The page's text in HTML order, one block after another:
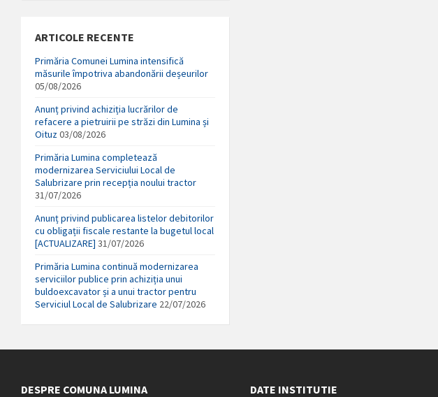
ARTICOLE RECENTE
Primăria Comunei Lumina intensifică
măsurile împotriva abandonării deșeurilor
05/08/2026
Anunț privind achiziția lucrărilor de
refacere a pietruirii pe străzi din Lumina și
Oituz 03/08/2026
Primăria Lumina completează
modernizarea Serviciului Local de
Salubrizare prin recepția noului tractor
31/07/2026
Anunț privind publicarea listelor debitorilor
cu obligații fiscale restante la bugetul local
[ACTUALIZARE] 31/07/2026
Primăria Lumina continuă modernizarea
serviciilor publice prin achiziția unui
buldoexcavator și a unui tractor pentru
Serviciul Local de Salubrizare 22/07/2026
DESPRE COMUNA LUMINA DATE INSTITUTIE